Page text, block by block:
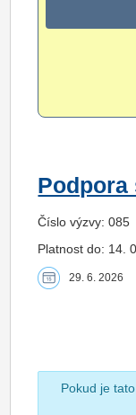
Podpora
Číslo výzvy: 085
Platnost do: 14.
29. 6. 2026
Pokud je